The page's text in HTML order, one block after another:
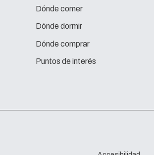
Dónde comer
Dónde dormir
Dónde comprar
Puntos de interés